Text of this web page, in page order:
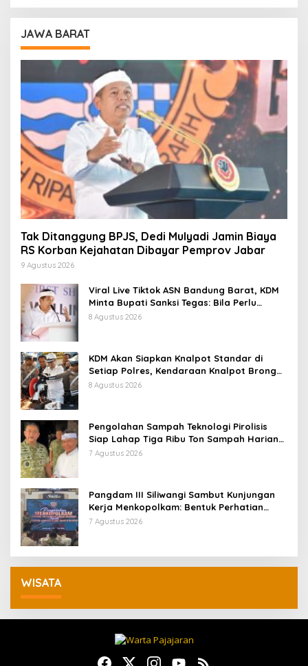
JAWA BARAT
Tak Ditanggung BPJS, Dedi Mulyadi Jamin Biaya
RS Korban Kejahatan Dibayar Pemprov Jabar
9 Agustus 2026
Viral Live Tiktok ASN Bandung Barat, KDM
Minta Bupati Sanksi Tegas: Bila Perlu
Pemberhentian
8 Agustus 2026
KDM Akan Siapkan Knalpot Standar di
Setiap Polres, Kendaraan Knalpot Brong
Tertangkap Langsung Ganti
8 Agustus 2026
Pengolahan Sampah Teknologi Pirolisis
Siap Lahap Tiga Ribu Ton Sampah Harian
Jawa Barat
7 Agustus 2026
Pangdam III Siliwangi Sambut Kunjungan
Kerja Menkopolkam: Bentuk Perhatian
Pemerintah
7 Agustus 2026
WISATA